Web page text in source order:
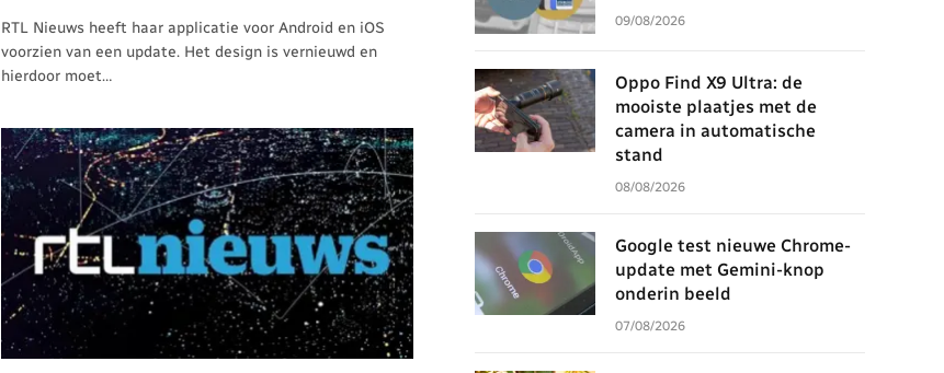
RTL Nieuws heeft haar applicatie voor Android en iOS
voorzien van een update. Het design is vernieuwd en
hierdoor moet…
09/08/2026
Oppo Find X9 Ultra: de
mooiste plaatjes met de
camera in automatische
stand
08/08/2026
Google test nieuwe Chrome-
update met Gemini-knop
onderin beeld
07/08/2026